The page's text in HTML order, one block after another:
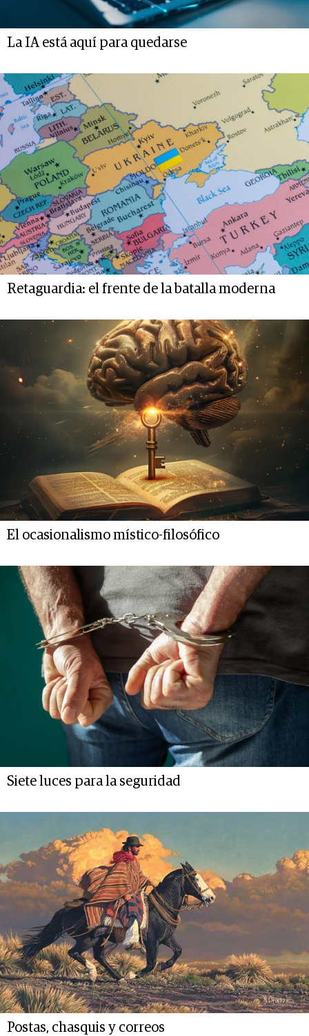
La IA está aquí para quedarse
Retaguardia: el frente de la batalla moderna
El ocasionalismo místico-filosófico
Siete luces para la seguridad
Postas, chasquis y correos